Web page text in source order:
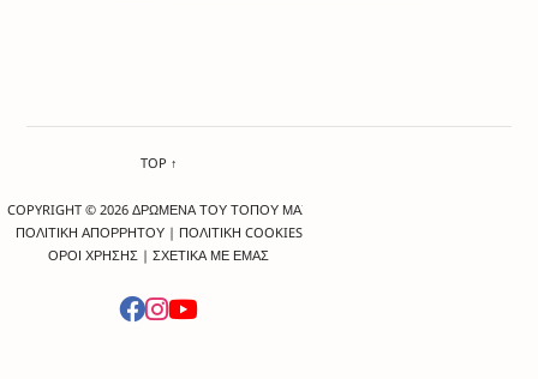
TOP ↑
COPYRIGHT © 2026 ΔΡΩΜΕΝΑ ΤΟΥ ΤΟΠΟΥ ΜΑΣ
ΠΟΛΙΤΙΚΗ ΑΠΟΡΡΗΤΟΥ| ΠΟΛΙΤΙΚΗ COOKIES
ΟΡΟΙ ΧΡΗΣΗΣ |ΣΧΕΤΙΚΑ ΜΕ ΕΜΑΣ